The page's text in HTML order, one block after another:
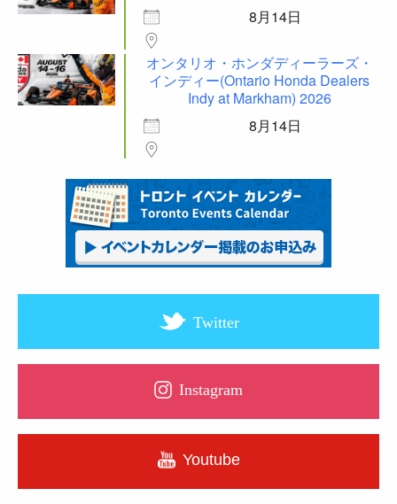
8月14日
オンタリオ・ホンダディーラーズ・
インディー(Ontario Honda Dealers
Indy at Markham) 2026
8月14日
Twitter
Instagram
Youtube